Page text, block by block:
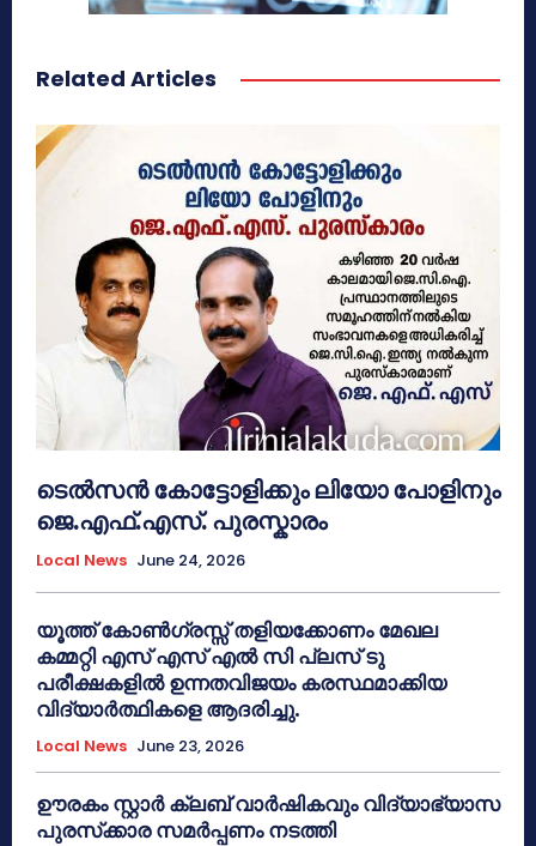
Related Articles
ടെൽസൻ കോട്ടോളിക്കും ലിയോ പോളിനും
ജെ.എഫ്.എസ്. പുരസ്കാരം
Local News June 24, 2026
യൂത്ത് കോൺഗ്രസ്സ് തളിയക്കോണം മേഖല
കമ്മറ്റി എസ് എസ് എൽ സി പ്ലസ് ടു
പരീക്ഷകളിൽ ഉന്നതവിജയം കരസ്ഥമാക്കിയ
വിദ്യാർത്ഥികളെ ആദരിച്ചു.
Local News June 23, 2026
ഊരകം സ്റ്റാർ ക്ലബ് വാർഷികവും വിദ്യാഭ്യാസ
പുരസ്‌ക്കാര സമർപ്പണം നടത്തി